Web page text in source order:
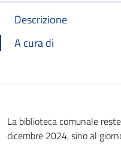
Descrizione
A cura di
La biblioteca comunale
dicembre 2024, sino al